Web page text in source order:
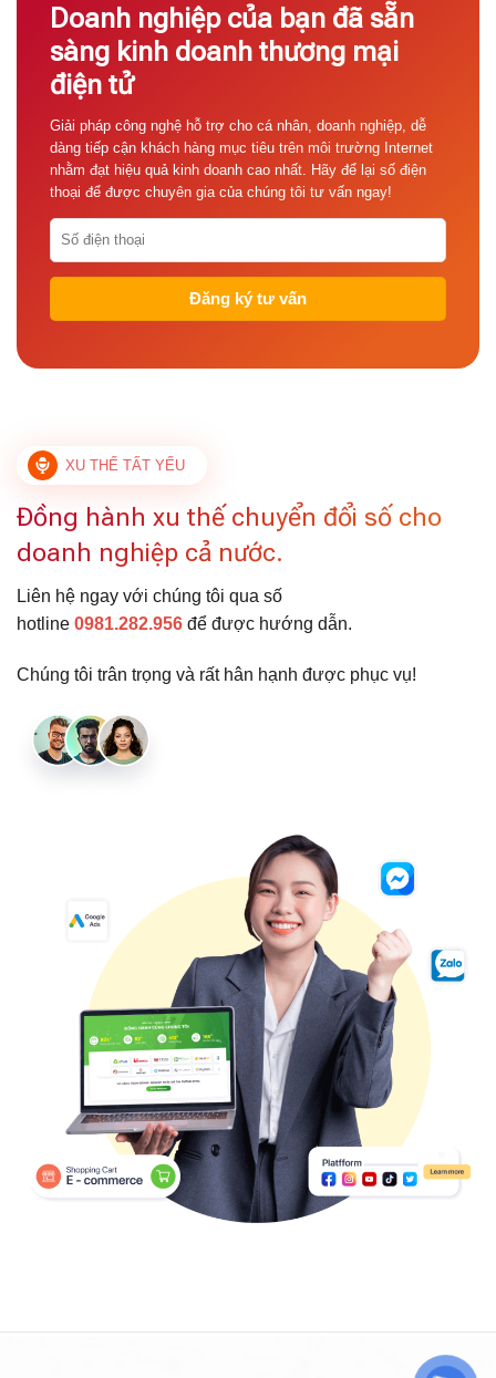
Doanh nghiệp của bạn đã sẵn
sàng kinh doanh thương mại
điện tử
Giải pháp công nghệ hỗ trợ cho cá nhân, doanh nghiệp, dễ
dàng tiếp cận khách hàng mục tiêu trên môi trường Internet
nhằm đạt hiệu quả kinh doanh cao nhất. Hãy để lại số điện
thoại để được chuyên gia của chúng tôi tư vấn ngay!
XU THẾ TẤT YẾU
Đồng hành xu thế chuyển đổi số cho
doanh nghiệp cả nước.
Liên hệ ngay với chúng tôi qua số
hotline 0981.282.956 để được hướng dẫn.
Chúng tôi trân trọng và rất hân hạnh được phục vụ!